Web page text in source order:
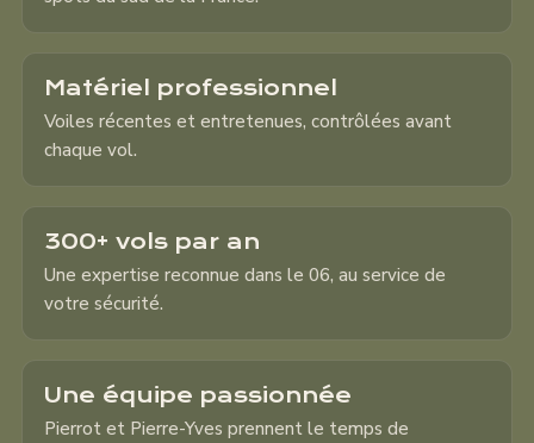
Matériel professionnel
Voiles récentes et entretenues, contrôlées avant
chaque vol.
300+ vols par an
Une expertise reconnue dans le 06, au service de
votre sécurité.
Une équipe passionnée
Pierrot et Pierre-Yves prennent le temps de